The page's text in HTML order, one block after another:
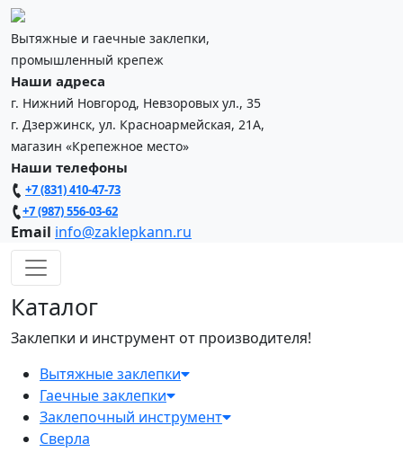
Вытяжные и гаечные заклепки,
промышленный крепеж
Наши адреса
г. Нижний Новгород, Невзоровых ул., 35
г. Дзержинск, ул. Красноармейская, 21А,
магазин «Крепежное место»
Наши телефоны
+7 (831) 410-47-73
+7 (987) 556-03-62
Email info@zaklepkann.ru
Каталог
Заклепки и инструмент от производителя!
Вытяжные заклепки
Гаечные заклепки
Заклепочный инструмент
Сверла